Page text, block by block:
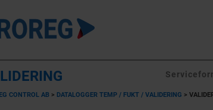
CONTROL AB > DATALOGGER TEMP / FUKT / VALIDERING >